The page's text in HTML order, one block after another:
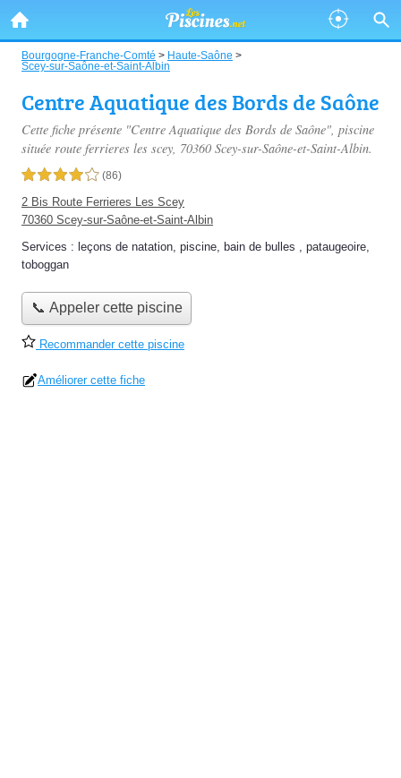
Bourgogne-Franche-Comté > Haute-Saône >
Scey-sur-Saône-et-Saint-Albin
Centre Aquatique des Bords de Saône
Cette fiche présente "Centre Aquatique des Bords de Saône", piscine
située route ferrieres les scey, 70360 Scey-sur-Saône-et-Saint-Albin.
4,0 étoiles sur 5 (86)
2 Bis Route Ferrieres Les Scey
70360 Scey-sur-Saône-et-Saint-Albin
Services : leçons de natation, piscine, bain de bulles , pataugeoire,
toboggan
📞 Appeler cette piscine
Recommander cette piscine
Améliorer cette fiche